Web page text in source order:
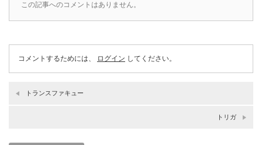
この記事へのコメントはありません。
コメントするためには、 ログイン してください。
トランスファキュー
トリガ